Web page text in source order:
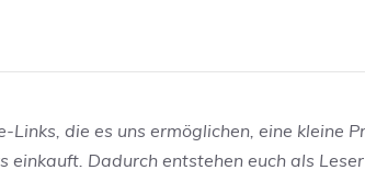
die es uns ermöglichen, eine kleine
Dadurch entstehen euch als